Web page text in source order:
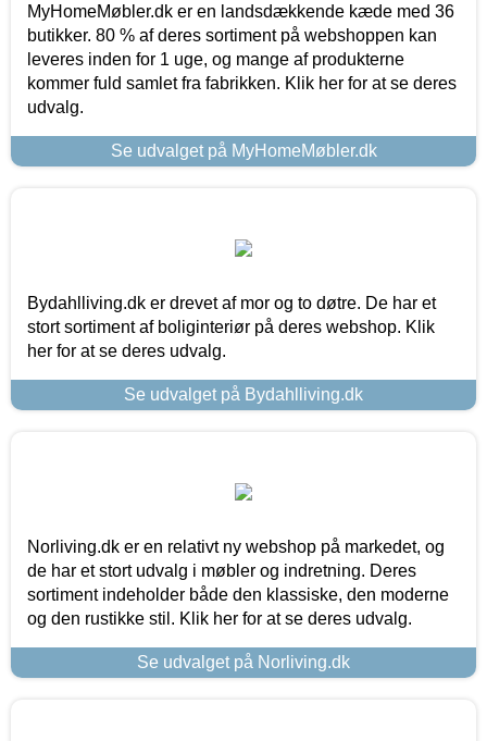
MyHomeMøbler.dk er en landsdækkende kæde med 36
butikker. 80 % af deres sortiment på webshoppen kan
leveres inden for 1 uge, og mange af produkterne
kommer fuld samlet fra fabrikken. Klik her for at se deres
udvalg.
Se udvalget på MyHomeMøbler.dk
Bydahlliving.dk er drevet af mor og to døtre. De har et
stort sortiment af boliginteriør på deres webshop. Klik
her for at se deres udvalg.
Se udvalget på Bydahlliving.dk
Norliving.dk er en relativt ny webshop på markedet, og
de har et stort udvalg i møbler og indretning. Deres
sortiment indeholder både den klassiske, den moderne
og den rustikke stil. Klik her for at se deres udvalg.
Se udvalget på Norliving.dk